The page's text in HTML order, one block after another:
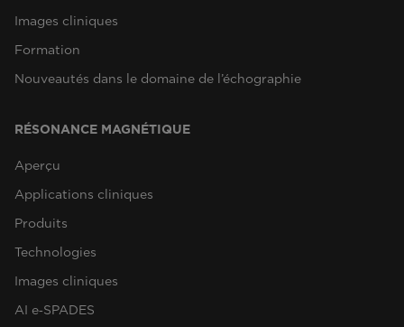
Images cliniques
Formation
Nouveautés dans le domaine de l’échographie
RÉSONANCE MAGNÉTIQUE
Aperçu
Applications cliniques
Produits
Technologies
Images cliniques
AI e‑SPADES